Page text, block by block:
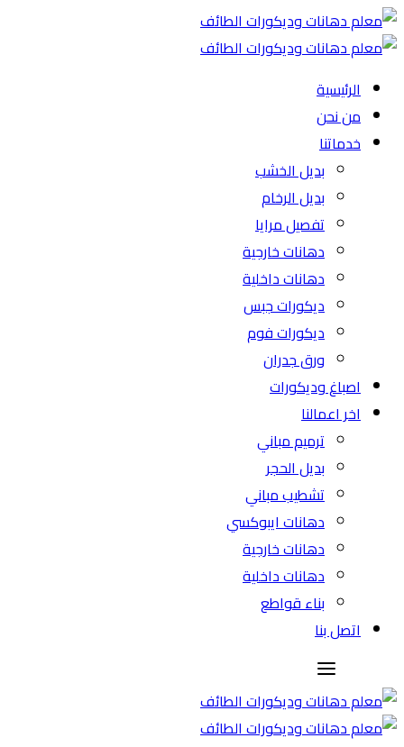
الرئيسية
من نحن
خدماتنا
بديل الخشب
بديل الرخام
تفصيل مرايا
دهانات خارجية
دهانات داخلية
ديكورات جبس
ديكورات فوم
ورق جدران
اصباغ وديكورات
اخر اعمالنا
ترميم مباني
بديل الحجر
تشطيب مباني
دهانات ايبوكسي
دهانات خارجية
دهانات داخلية
بناء قواطع
اتصل بنا